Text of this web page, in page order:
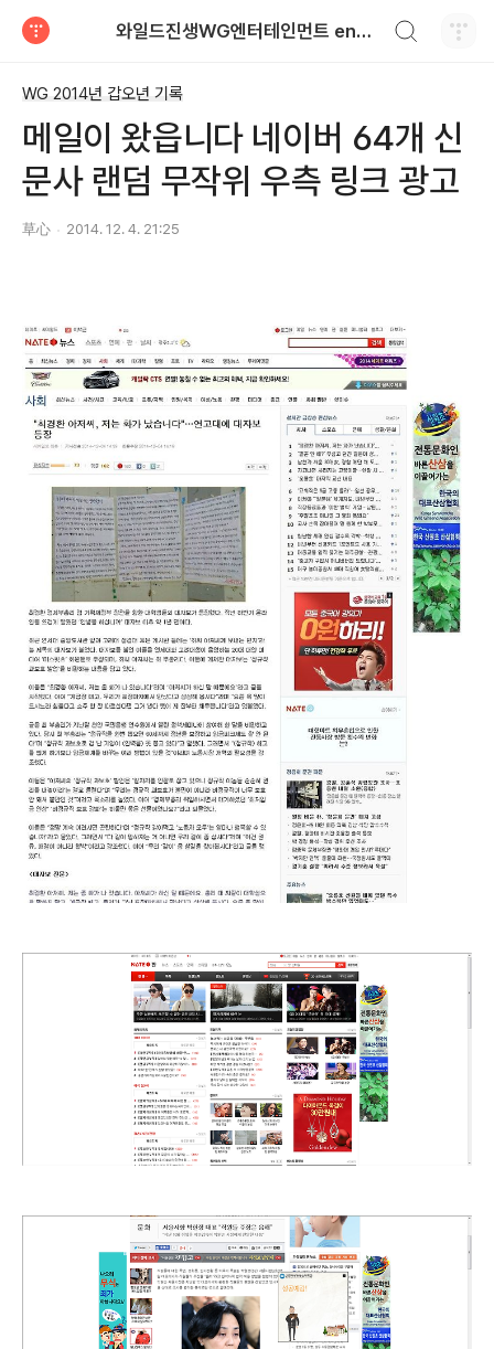
와일드진생WG엔터테인먼트 entertainment
WG 2014년 갑오년 기록
메일이 왔읍니다 네이버 64개 신
문사 랜덤 무작위 우측 링크 광고
草心 2014. 12. 4. 21:25